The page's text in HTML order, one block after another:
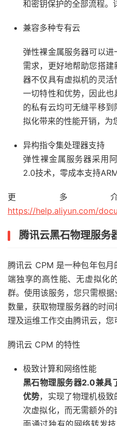
和密钥保护的全部流程。
兼容多种专有云
弹性裸金属服务器可以
需求，更好地帮助您搭
器不仅具有虚拟机的灵
一切特性和优势，因此
的私有云均可无缝平移
拟化带来的性能开销，为
异构指令集处理器支持
弹性裸金属服务器采用
2.0技术，零成本支持
更多
https://help.aliyun.com/
腾讯云黑石物理服务
腾讯云 CPM 是一种包年包月
端独享的高性能、无虚拟化
群。使用该服务，您只需根
数量，获取物理服务器的时
理及运维工作交由腾讯云，您
腾讯云 CPM 的特性
极致计算和网络性能
黑石物理服务器2.0兼具
优势，实现了物理机极
次虚拟化，而无需额外